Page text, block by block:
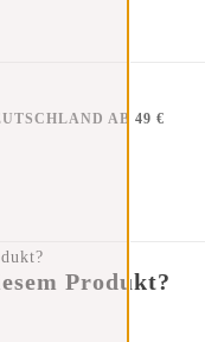
AB 49 €
Produkt?